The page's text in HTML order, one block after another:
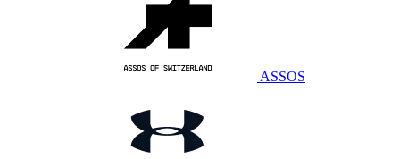
ASSOS